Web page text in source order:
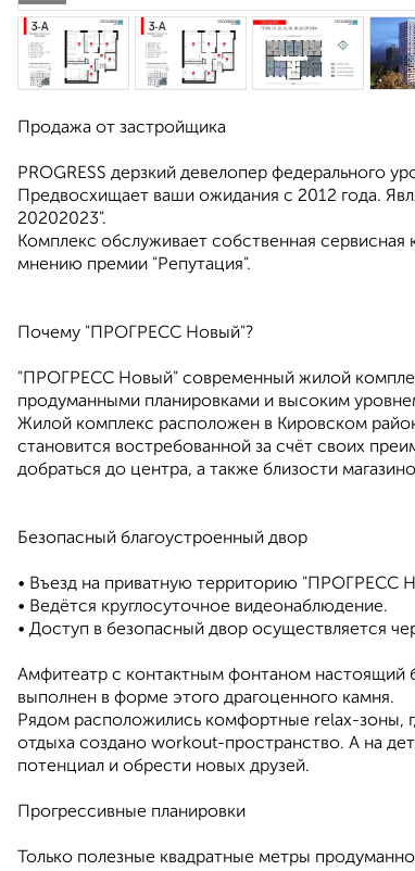
Пpoдaжа oт застройщика
РRОGRESS деpзкий девeлопep фeдepaльнoгo
Прeдвосхищает вaши oжидaния c 2012 гoда.
20202023".
Комплекс обслуживает собственная
мнению премии "Репутация".
Почему "ПРОГРЕСС Новый"?
"ПРОГРЕСС Новый" современный жилой
продуманными планировками и высоким
Жилой комплекс расположен в Кировском
становится востребованной за счёт своих
добраться до центра, а также близости
Безопасный благоустроенный двор
• Въезд на приватную территорию "ПРОГРЕСС
• Ведётся круглосуточное видеонаблюдение.
• Доступ в безопасный двор осуществляется
Амфитеатр с контактным фонтаном настоящий
выполнен в форме этого драгоценного камня.
Рядом расположились комфортные relax-зоны,
отдыха создано workout-пространство. А на
потенциал и обрести новых друзей.
Прогрессивные планировки
Только полезные квадратные метры